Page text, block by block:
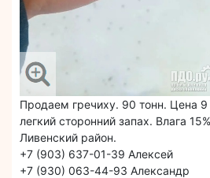
Продаем гречиху. 90 тонн. Цена
легкий сторонний запах. Влага
Ливенский район.
+7 (903) 637-01-39 Алексей
+7 (930) 063-44-93 Александр